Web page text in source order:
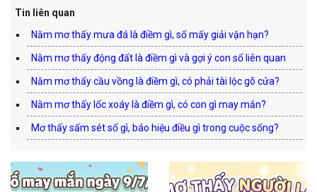
Tin liên quan
Nằm mơ thấy mưa đá là điềm gì, số mấy giải vận hạn?
Nằm mơ thấy động đất là điềm gì và gợi ý con số liên quan
Nằm mơ thấy cầu vồng là điềm gì, có phải tài lộc gõ cửa?
Nằm mơ thấy lốc xoáy là điềm gì, có con gì may mắn?
Mơ thấy sấm sét số gì, báo hiệu điều gì trong cuộc sống?